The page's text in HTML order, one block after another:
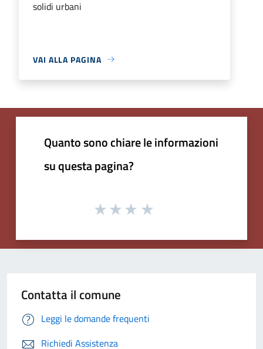
solidi urbani
VAI ALLA PAGINA
Quanto sono chiare le informazioni
su questa pagina?
Contatta il comune
Leggi le domande frequenti
Richiedi Assistenza